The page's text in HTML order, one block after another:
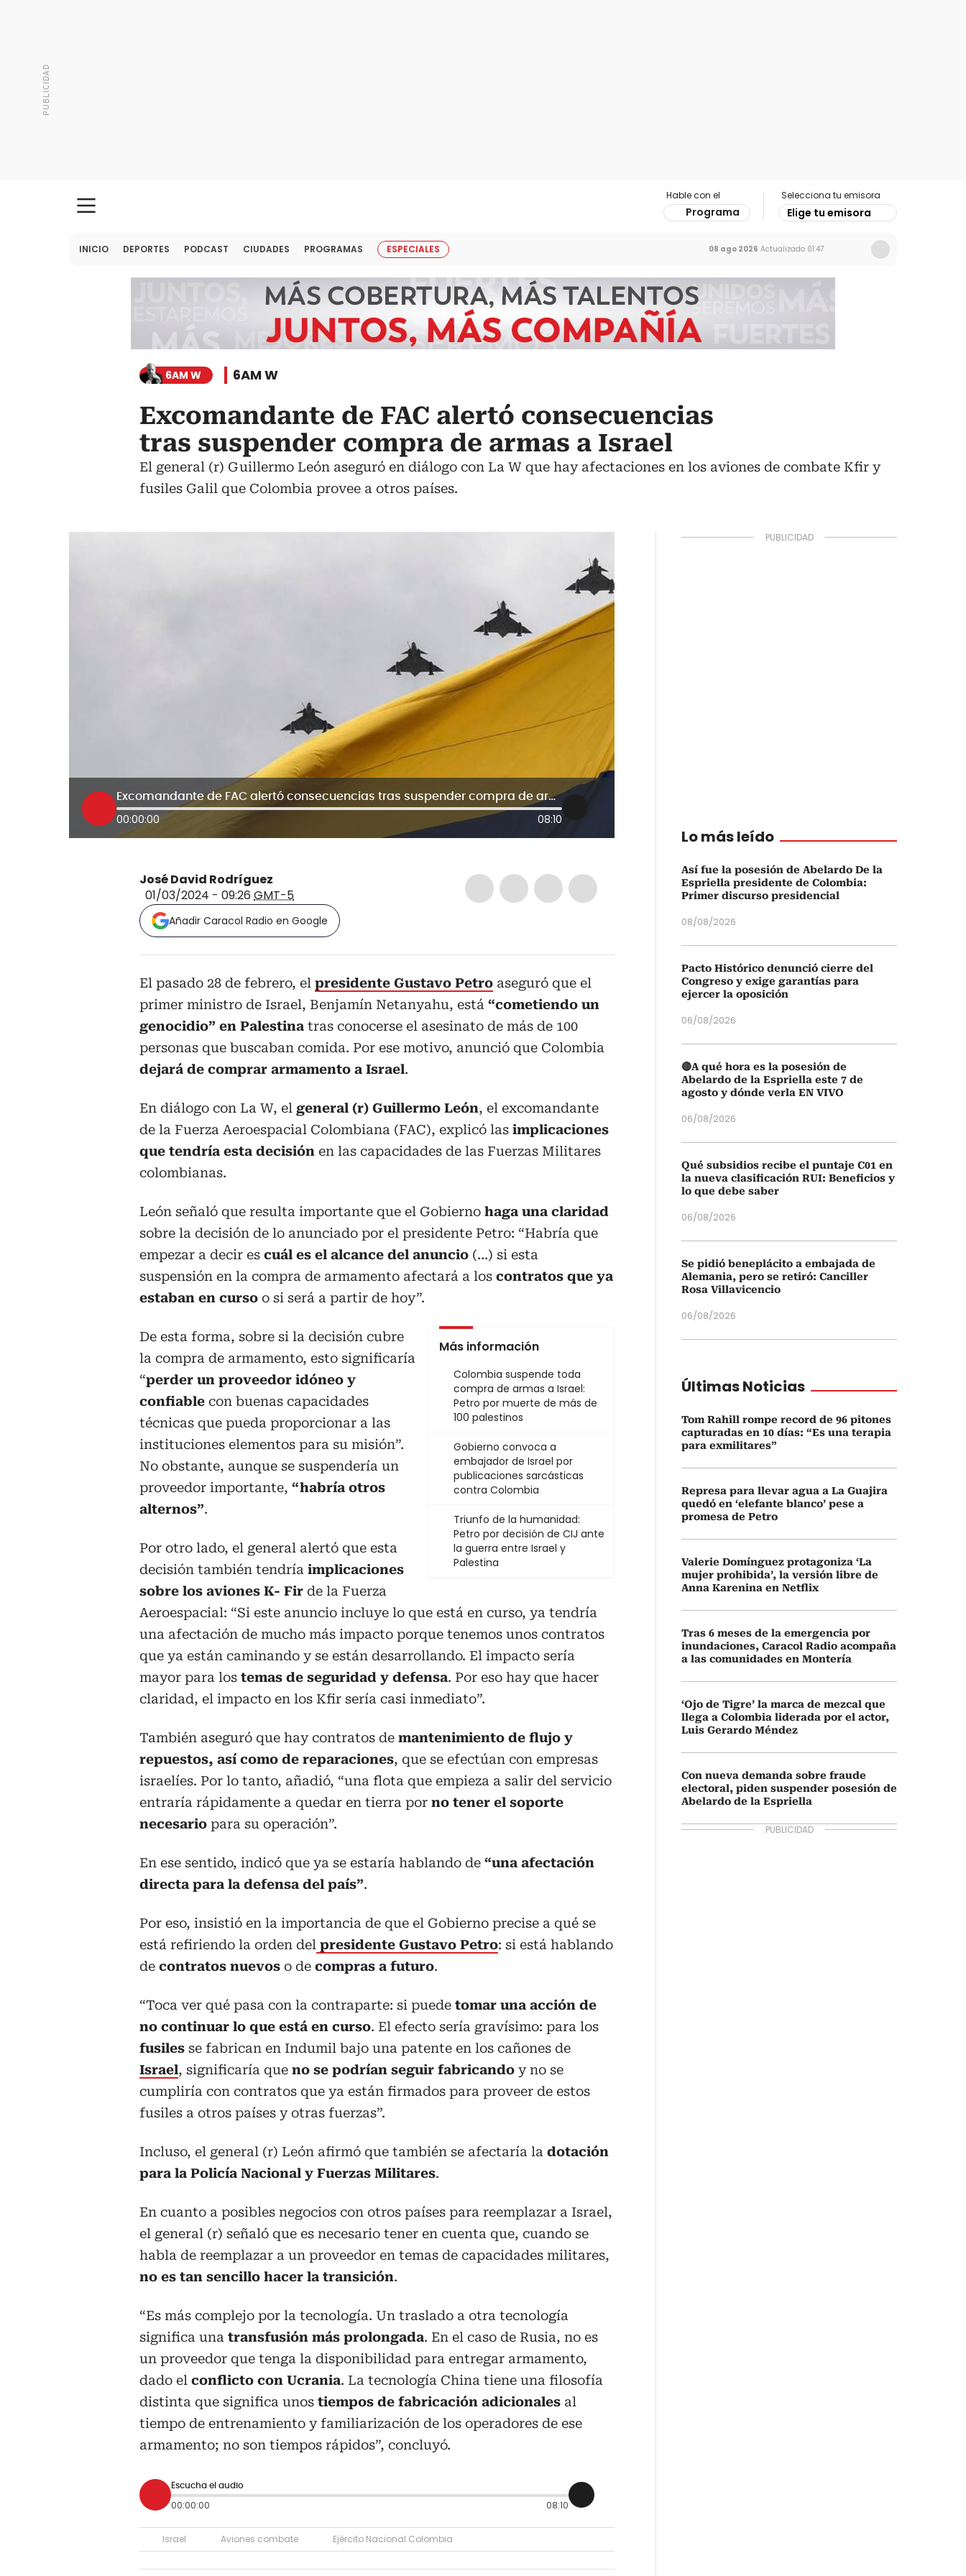
Hable con el
Programa
Selecciona tu emisora
Elige tu emisora
INICIO DEPORTES PODCAST CIUDADES PROGRAMAS ESPECIALES 08 ago 2026 Actualizado 01:47
6AM W 6AM W
Excomandante de FAC alertó consecuencias
tras suspender compra de armas a Israel
El general (r) Guillermo León aseguró en diálogo con La W que hay afectaciones en los aviones de combate Kfir y
fusiles Galil que Colombia provee a otros países.
Excomandante de FAC alertó consecuencias tras suspender compra de armas a Israel
00:00:00 08:10
José David Rodríguez
01/03/2024 - 09:26 GMT-5
Añadir Caracol Radio en Google
El pasado 28 de febrero, el presidente Gustavo Petro aseguró que el
primer ministro de Israel, Benjamín Netanyahu, está “cometiendo un
genocidio” en Palestina tras conocerse el asesinato de más de 100
personas que buscaban comida. Por ese motivo, anunció que Colombia
dejará de comprar armamento a Israel.
En diálogo con La W, el general (r) Guillermo León, el excomandante
de la Fuerza Aeroespacial Colombiana (FAC), explicó las implicaciones
que tendría esta decisión en las capacidades de las Fuerzas Militares
colombianas.
León señaló que resulta importante que el Gobierno haga una claridad
sobre la decisión de lo anunciado por el presidente Petro: “Habría que
empezar a decir es cuál es el alcance del anuncio (…) si esta
suspensión en la compra de armamento afectará a los contratos que ya
estaban en curso o si será a partir de hoy”.
Más información
Colombia suspende toda
compra de armas a Israel:
Petro por muerte de más de
100 palestinos
Gobierno convoca a
embajador de Israel por
publicaciones sarcásticas
contra Colombia
Triunfo de la humanidad:
Petro por decisión de CIJ ante
la guerra entre Israel y
Palestina
De esta forma, sobre si la decisión cubre
la compra de armamento, esto significaría
“perder un proveedor idóneo y
confiable con buenas capacidades
técnicas que pueda proporcionar a las
instituciones elementos para su misión”.
No obstante, aunque se suspendería un
proveedor importante, “habría otros
alternos”.
Por otro lado, el general alertó que esta
decisión también tendría implicaciones
sobre los aviones K- Fir de la Fuerza
Aeroespacial: “Si este anuncio incluye lo que está en curso, ya tendría
una afectación de mucho más impacto porque tenemos unos contratos
que ya están caminando y se están desarrollando. El impacto sería
mayor para los temas de seguridad y defensa. Por eso hay que hacer
claridad, el impacto en los Kfir sería casi inmediato”.
También aseguró que hay contratos de mantenimiento de flujo y
repuestos, así como de reparaciones, que se efectúan con empresas
israelíes. Por lo tanto, añadió, “una flota que empieza a salir del servicio
entraría rápidamente a quedar en tierra por no tener el soporte
necesario para su operación”.
En ese sentido, indicó que ya se estaría hablando de “una afectación
directa para la defensa del país”.
Por eso, insistió en la importancia de que el Gobierno precise a qué se
está refiriendo la orden del presidente Gustavo Petro: si está hablando
de contratos nuevos o de compras a futuro.
“Toca ver qué pasa con la contraparte: si puede tomar una acción de
no continuar lo que está en curso. El efecto sería gravísimo: para los
fusiles se fabrican en Indumil bajo una patente en los cañones de
Israel, significaría que no se podrían seguir fabricando y no se
cumpliría con contratos que ya están firmados para proveer de estos
fusiles a otros países y otras fuerzas”.
Incluso, el general (r) León afirmó que también se afectaría la dotación
para la Policía Nacional y Fuerzas Militares.
En cuanto a posibles negocios con otros países para reemplazar a Israel,
el general (r) señaló que es necesario tener en cuenta que, cuando se
habla de reemplazar a un proveedor en temas de capacidades militares,
no es tan sencillo hacer la transición.
“Es más complejo por la tecnología. Un traslado a otra tecnología
significa una transfusión más prolongada. En el caso de Rusia, no es
un proveedor que tenga la disponibilidad para entregar armamento,
dado el conflicto con Ucrania. La tecnología China tiene una filosofía
distinta que significa unos tiempos de fabricación adicionales al
tiempo de entrenamiento y familiarización de los operadores de ese
armamento; no son tiempos rápidos”, concluyó.
Escucha el audio
00:00:00 08:10
Israel Aviones combate Ejército Nacional Colombia
Lo más leído
Así fue la posesión de Abelardo De la
Espriella presidente de Colombia:
Primer discurso presidencial
08/08/2026
Pacto Histórico denunció cierre del
Congreso y exige garantías para
ejercer la oposición
06/08/2026
🔴A qué hora es la posesión de
Abelardo de la Espriella este 7 de
agosto y dónde verla EN VIVO
06/08/2026
Qué subsidios recibe el puntaje C01 en
la nueva clasificación RUI: Beneficios y
lo que debe saber
06/08/2026
Se pidió beneplácito a embajada de
Alemania, pero se retiró: Canciller
Rosa Villavicencio
06/08/2026
Últimas Noticias
Tom Rahill rompe record de 96 pitones
capturadas en 10 días: “Es una terapia
para exmilitares”
Represa para llevar agua a La Guajira
quedó en ‘elefante blanco’ pese a
promesa de Petro
Valerie Domínguez protagoniza ‘La
mujer prohibida’, la versión libre de
Anna Karenina en Netflix
Tras 6 meses de la emergencia por
inundaciones, Caracol Radio acompaña
a las comunidades en Montería
‘Ojo de Tigre’ la marca de mezcal que
llega a Colombia liderada por el actor,
Luis Gerardo Méndez
Con nueva demanda sobre fraude
electoral, piden suspender posesión de
Abelardo de la Espriella